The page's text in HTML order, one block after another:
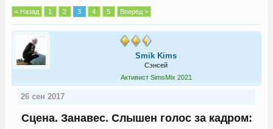
< Назад 1 2 3 4 5 Вперёд >
Smik Kims
Сэнсей
Активист SimsMix 2021
26 сен 2017
Сцена. Занавес. Слышен голос за кадром: